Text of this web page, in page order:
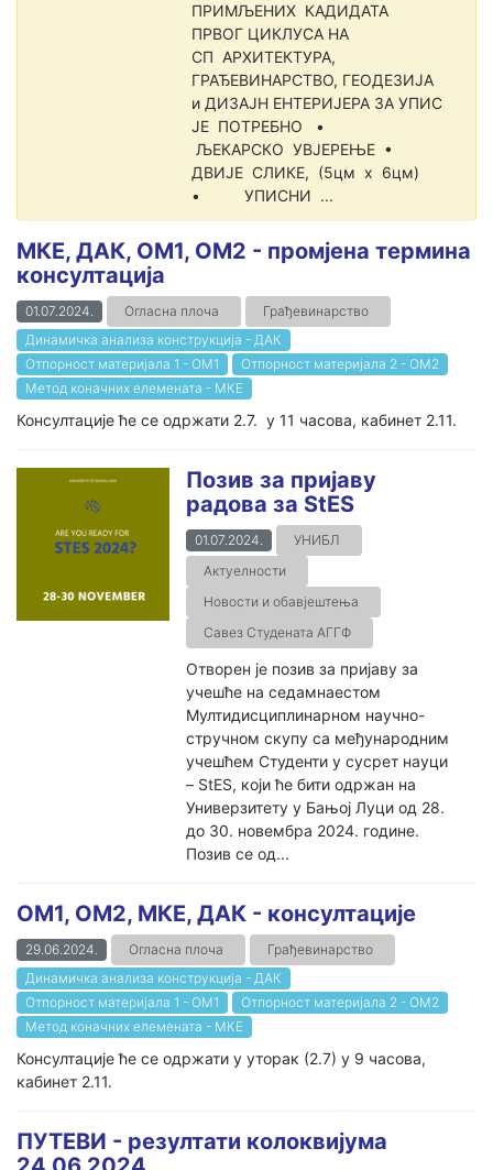
ПРИМЉЕНИХ КАДИДАТА
ПРВОГ ЦИКЛУСА НА
СП АРХИТЕКТУРА,
ГРАЂЕВИНАРСТВО, ГЕОДЕЗИЈА
и ДИЗАЈН ЕНТЕРИЈЕРА ЗА УПИС
ЈЕ ПОТРЕБНО •
ЉЕКАРСКО УВЈЕРЕЊЕ •
ДВИЈЕ СЛИКЕ, (5цм x 6цм)
• УПИСНИ ...
МКЕ, ДАК, ОМ1, ОМ2 - промјена термина
консултација
01.07.2024. Огласна плоча
Грађевинарство
Динамичка анализа конструкција - ДАК
Отпорност материјала 1 - ОМ1
Отпорност материјала 2 - ОМ2
Метод коначних елемената - МКЕ
Консултације ће се одржати 2.7. у 11 часова, кабинет 2.11.
Позив за пријаву
радова за StES
01.07.2024.
УНИБЛ
Актуелности
Новости и обавјештења
Савез Студената АГГФ
Отворен је позив за пријаву за
учешће на седамнаестом
Мултидисциплинарном научно-
стручном скупу са међународним
учешћем Студенти у сусрет науци
– StES, који ће бити одржан на
Универзитету у Бањој Луци од 28.
до 30. новембра 2024. године.
Позив се од...
ОМ1, ОМ2, МКЕ, ДАК - консултације
29.06.2024. Огласна плоча
Грађевинарство
Динамичка анализа конструкција - ДАК
Отпорност материјала 1 - ОМ1
Отпорност материјала 2 - ОМ2
Метод коначних елемената - МКЕ
Консултације ће се одржати у уторак (2.7) у 9 часова,
кабинет 2.11.
ПУТЕВИ - резултати колоквијума